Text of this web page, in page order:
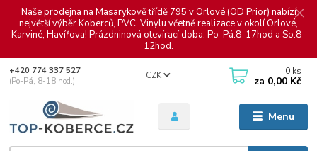
Naše prodejna na Masarykově třídě 795 v Orlové (OD Prior) nabízí
největší výběr Koberců, PVC, Vinylu včetně realizace v okolí Orlové,
Karviné, Havířova! Prázdninová otevírací doba: Po-Pá:8-17hod a So:8-
12hod.
Menu
CZK
+420 774 337 527
(Po-Pá, 8-18 hod.)
0 ks
za 0,00 Kč